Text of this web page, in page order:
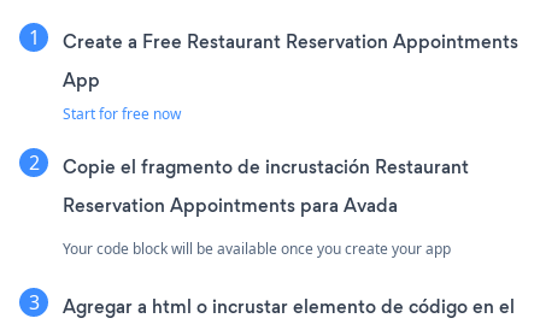
Create a Free Restaurant Reservation Appointments
App
Start for free now
Copie el fragmento de incrustación Restaurant
Reservation Appointments para Avada
Your code block will be available once you create your app
Agregar a html o incrustar elemento de código en el